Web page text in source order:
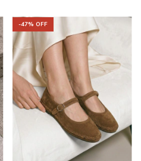
-47% OFF